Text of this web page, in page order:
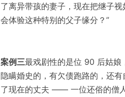
了离异带孩的妻子，现在把继子
会体验这种特别的父子缘分？”
案例三最戏剧性的是位 90 后姑娘
隐瞒婚史的，有欠债跑路的，还
了现在的丈夫 —— 一位还俗的僧